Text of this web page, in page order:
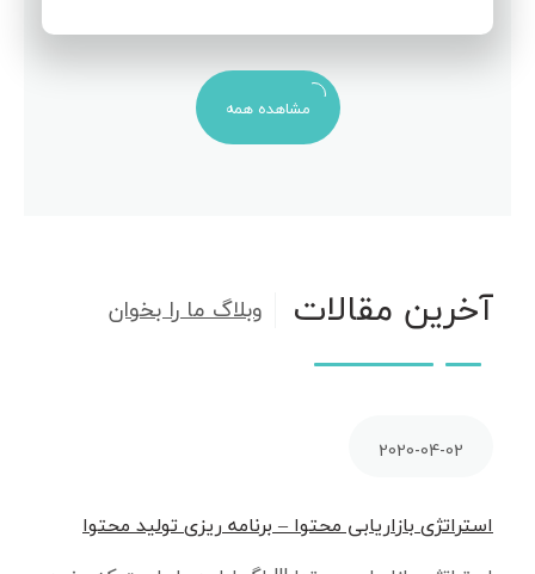
مشاهده همه
آخرین مقالات وبلاگ ما را بخوان
2020-04-02
استراتژی بازاریابی محتوا – برنامه ریزی تولید محتوا